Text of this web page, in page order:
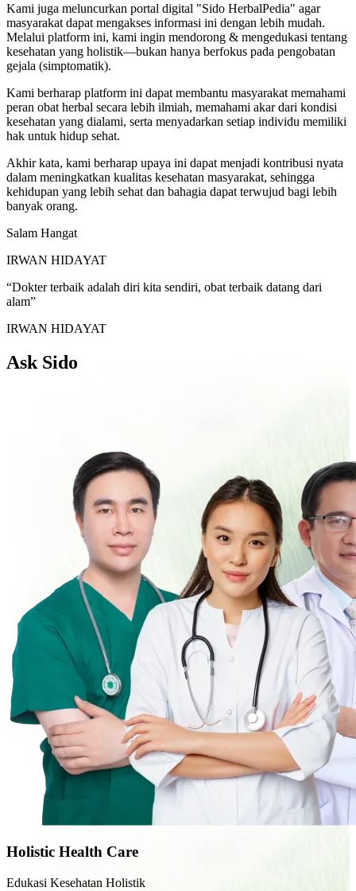
Kami juga meluncurkan portal digital "Sido HerbalPedia" agar
masyarakat dapat mengakses informasi ini dengan lebih mudah.
Melalui platform ini, kami ingin mendorong & mengedukasi tentang
kesehatan yang holistik—bukan hanya berfokus pada pengobatan
gejala (simptomatik).
Kami berharap platform ini dapat membantu masyarakat memahami
peran obat herbal secara lebih ilmiah, memahami akar dari kondisi
kesehatan yang dialami, serta menyadarkan setiap individu memiliki
hak untuk hidup sehat.
Akhir kata, kami berharap upaya ini dapat menjadi kontribusi nyata
dalam meningkatkan kualitas kesehatan masyarakat, sehingga
kehidupan yang lebih sehat dan bahagia dapat terwujud bagi lebih
banyak orang.
Salam Hangat
IRWAN HIDAYAT
“Dokter terbaik adalah diri kita sendiri, obat terbaik datang dari
alam”
IRWAN HIDAYAT
Ask Sido
Holistic Health Care
Edukasi Kesehatan Holistik